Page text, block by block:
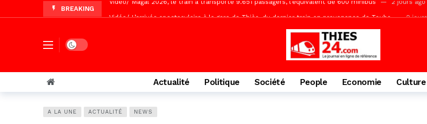
BREAKING
Vidéo/Gamou Bakhdad chez Boroom Ndaam, sécurité, eau, au coeur des priorités
Adhésion du Mouvement citoyen « ZIGUINCHOR REK » au parti KIIRAY – Les Patriotes Républicains
Dark mode
Actualité Politique Société People Economie Culture
A LA UNE ACTUALITÉ NEWS